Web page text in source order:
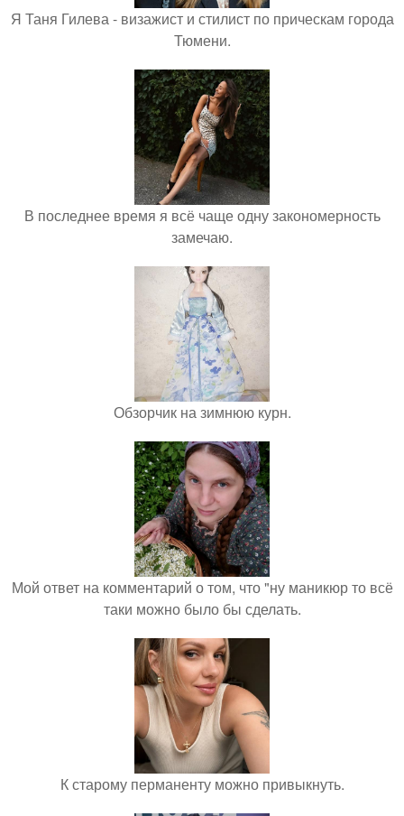
Я Таня Гилева - визажист и стилист по прическам города
Тюмени.
В последнее время я всё чаще одну закономерность
замечаю.
Обзорчик на зимнюю курн.
Мой ответ на комментарий о том, что "ну маникюр то всё
таки можно было бы сделать.
К старому перманенту можно привыкнуть.